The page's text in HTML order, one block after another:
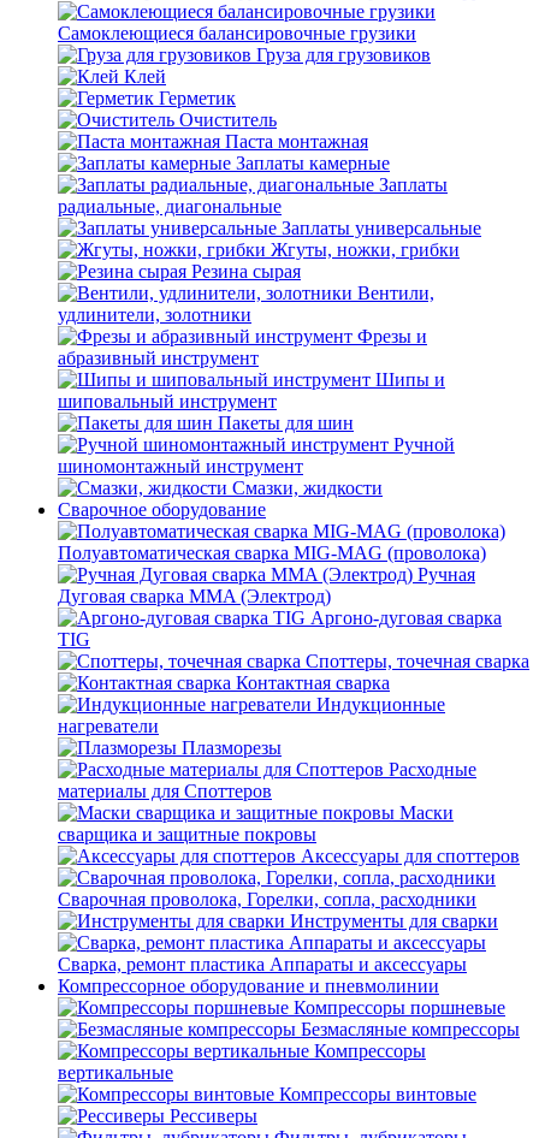
Самоклеющиеся балансировочные грузики
Груза для грузовиков
Клей
Герметик
Очиститель
Паста монтажная
Заплаты камерные
Заплаты
радиальные, диагональные
Заплаты универсальные
Жгуты, ножки, грибки
Резина сырая
Вентили,
удлинители, золотники
Фрезы и
абразивный инструмент
Шипы и
шиповальный инструмент
Пакеты для шин
Ручной
шиномонтажный инструмент
Смазки, жидкости
Сварочное оборудование
Полуавтоматическая сварка MIG-MAG (проволока)
Ручная
Дуговая сварка MMA (Электрод)
Аргоно-дуговая сварка
TIG
Споттеры, точечная сварка
Контактная сварка
Индукционные
нагреватели
Плазморезы
Расходные
материалы для Споттеров
Маски
сварщика и защитные покровы
Аксессуары для споттеров
Сварочная проволока, Горелки, сопла, расходники
Инструменты для сварки
Сварка, ремонт пластика Аппараты и аксессуары
Компрессорное оборудование и пневмолинии
Компрессоры поршневые
Безмасляные компрессоры
Компрессоры
вертикальные
Компрессоры винтовые
Рессиверы